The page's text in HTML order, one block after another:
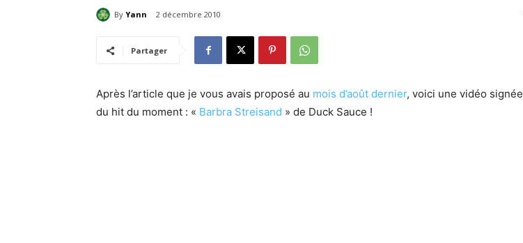
By Yann 2 décembre 2010
Partager
Après l’article que je vous avais proposé au mois d’août dernier, voici une vidéo signée
du hit du moment : « Barbra Streisand » de Duck Sauce !